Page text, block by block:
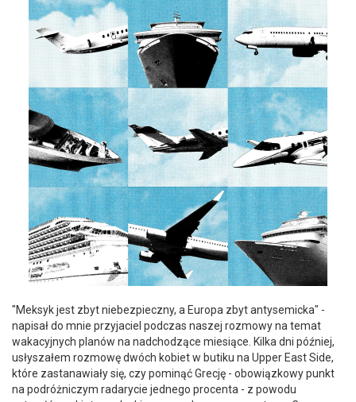
"Meksyk jest zbyt niebezpieczny, a Europa zbyt antysemicka" - napisał do mnie przyjaciel podczas naszej rozmowy na temat wakacyjnych planów na nadchodzące miesiące. Kilka dni później, usłyszałem rozmowę dwóch kobiet w butiku na Upper East Side, które zastanawiały się, czy pominąć Grecję - obowiązkowy punkt na podróżniczym radarycie jednego procenta - z powodu ostrzałów rakietowych skierowanych w marcu w stronę Cypru (Mykonos znajduje się około 480 mil od stołecznego Nikozji). Od wojny z Iranem (która obecnie trwa w kruchym zawieszeniu broni) po niepewne okoliczności w Cieśninie Ormuz (przez którą przebiega 20% światowego handlu ropy i gazem skroplonym), co skutkuje ograniczeniem tras lotniczych przez europejskie linie lotnicze, nie dziwi fakt, że obecna sytuacja geopolityczna wywołuje głębokie poczucie niepokoju. To, czego ludzie spoza najbogatszych kręgów nie zdają sobie sprawy, to że ci, którzy najczęściej podróżują po świecie z relatywną łatwością, przetwarzają tę obawę w bardzo specyficzny sposób: martwiąc się, jak spędzą swoje dni w trakcie zbliżającego się szczytu letniego sezonu podróży, gdy na wielu obszarach na świecie trwają nieustanne bombardowania i powszechna migracja. Niektórzy z tych samych osób utknęli w regionie Zatoki Perskiej po zamknięciu przestrzeni powietrznej na początku wojny. Inni nie mogli opuścić Karaibów w styczniu, tuż po amerykańskiej interwencji w Wenezueli. Miesiące później, niewiadome są bardziej nieznane niż kiedykolwiek wcześniej - i ten fakt, oraz strach przed pozostaniem odciętym, zmienia mapę miejsc, do których bogaci są skłonni się udać. Według Exclusive Resorts, platformy rezerwacyjnej dla osób o bardzo wysokich wartościach netto (zazwyczaj definiowanych jako posiadających co najmniej 30 milionów dolarów aktywów inwestycyjnych), pięć najczęściej rezerwowanych miejsc na tę wakację znajduje się w kraju; Jako przykład podano rok 2025, gdy dwie z najbardziej popularnych lokalizacji były zagraniczne. Stuart McNeill, dyrektor generalny Knightsbridge Circle, globalnej służby zarządzania luksusowym stylem życia, mówi, że nie widzi takiego paniki dotyczącej konkretnych miejsc, co raczej szersze poczucie niepewności. Jak tłumaczy McNeill, to nie tyle że jego członkowie - około 100 z nich, wielu z nich z trzecimi i czwartymi domami - mówią, że czują się "niepewni" w Europie lub na Bliskim Wschodzie, ale raczej brak zaufania do systemów dotyczących podróży, linii lotniczych, infrastruktury i płynności ich podróży. Klient Knightsbridge'a rezygnuje z pożądanych biletów na Wimbledon, ponieważ ta osoba czuje się niepewnie z powodu doświadczenia w lotnisku i TSA. Jeśli nie możesz być panem własnego podróżnego wszechświata, po co się z tym męczyć? Z drugiej strony: Kto chciałby przegapić rok w Il San Pietro, pyta dr Melissa Doft, chirurg plastyczny z Park Avenue. Zachowuje swoją zwykłą rezerwację na lipiec w legendarnym hotelu na skarpie nad morzem. Niemniej jednak, ogólnie rzecz biorąc, mówi, że "szuka miejsc, które uważamy za bezpieczne od ataków terrorystycznych i przyjaznych dla Ameryki". Jej obecny letni plan podróży obejmuje Australię, która zdaniem niej może być nieco mniej bezpieczna, Nową Zelandię i Bali. "Planujemy zatrzymać się w bardziej zacisznych miejscach z dala od zatłoczonych miast". Jeśli istnieje jedno zjednoczone spojrzenie wśród jednego procenta, to chęć kontroli za wszelką cenę. W normalnych czasach pieniądze faktycznie mogą stanowić pewną ochronę przed kaprysami świata. Nie jest to jednak takie proste w erze zaznaczonej przez trwające wojny. Jednak istnieje sposób na ominiecie tych trudności dla tych, którzy są skłonni płacić premium za pewne trasy. Podczas wiosennych wakacji w marcu, dr Doft, jej mąż i dwoje dzieci pojechali do Tajlandii. Celowo wybrali azjatyckiego przewoźnika lotniczego, aby uniknąć przesiadek na Bliskim Wschodzie - co zamierzają również zrobić tego lata w trakcie podróży do regionu Azji i Pacyfiku. Podobnie, Tianyue Jiang, kolekcjoner sztuki z Upper East Side i była specjalistka Christie's, mówi, że biorąc pod uwagę możliwość racjonowania paliwa lotniczego, uproszcza swoją letnią podróż do Włoch, Francji i Grecji, unikając lotów z przesiadką, korzystając z większych, międzynarodowych linii lotniczych, aby uniknąć odwołań, korzystając z pociągów lub łodzi do przemieszczeń międzymiastowych i między wyspami. Nawet to będzie droższe ze względu na dopłaty za paliwo, twierdzi David Zipkin, współzałożyciel Tradewind Aviation, który obsługuje zarówno prywatne, jak i regularne trasy. "W naszym przypadku to tylko około 8% podwyżki cen. Myślę, że to nie zniechęci planów letnich, ale jeśli wyższe ceny się utrzymają jesienią, zobaczymy spadki popytu" - mówi.W zeszłe lato było inaczej, bardziej w stylu "zarezerwuj i pomyśl o tym później", jak mówi Matt Butler, doradca podróży w firmie Fora, który często planuje wakacje w wartości sześciu cyfr. "Tego lata ludzie robią rachunki - sprawdzają temperaturę. Między drogimi lotami, nocami minimum w hotelach za 2000 dolarów i 100-stopniowym upałem na Morzu Śródziemnym, moi klienci kwestionują całą propozycję. Dodajmy jeszcze niepokój związany z globalną polityką, a Nantucket, Jackson Hole i Hawaje zaczynają wyglądać jak bardzo przekonywujące alternatywy" - mówi. Według McNeilla, inny klient Knightsbridge wybrał spędzić cztery miesiące w Sag Harbor zamiast jechać do Włoch. Ale ta opcja nie będzie dostępna dla każdego chcącego wielkiej marki: Jak napisano niedawno w The Real Deal, "Tytuł „Tight Inventory Is Rankling the Hamptons’ Resi Market”. Zamiast sierpnia we włoskim Neapolu, podróżnicy mogą się zwrócić ku Neapolowi na Florydzie. Nowo odnowiony Naples Beach Club, hotel Four Seasons, notuje stabilne rezerwacje na letnie miesiące, które zwykle uważane są za tutejszą najniższą porę roku. Pendry w Park City, Utah, bardziej znane z tras narciarskich, zanotował wzrost o 15% zapotrzebowania na wakacje w porównaniu z zeszłym rokiem, mówi John Rolfs, dyrektor hotelu. Matt Deitch, główny partner w Southworth - firmie zajmującej się prywatnymi nieruchomościami z lokalizacjami na Bahamach, w Massachusetts i Kolorado, gdzie domy zaczynają się w milionach dolarów - zauważył, że członkowie podróżują mniej międzynarodowo, a stawki zajętości w czasie wakacji szkolnych są rekordowo wysokie w tym roku. Przewiduje, że trend ten będzie trwał do lipca i sierpnia. Wzorce podróżowania ewoluują na podstawie korzystnej geografii. Butler mówi, że wysyła więcej klientów na Polinezję Francuską, ponieważ "jest całkowicie odizolowana od nuklearnych zagrożeń i tańsza od Malediwów, oferując taki sam wrażenia z willi nad wodą". Ale nawet zamożni - ci, którzy lecą w przedniej części samolotu, ale nie własnym samolotem - są torturowani przez poważne pytanie: "Czy bezpieczne jest podróżowanie międzynarodowe?" Odpowiedź może zależeć od postrzegania. Jack Ezon, który prowadzi luksusową agencję podróży Embark Beyond z Nowego Jorku, mówi, że 95% podróży jego firmy do Egiptu, 43% do Turcji i 20% do Maroka zostało anulowanych w czasie, gdy ostrzeżenie podróżnicze Departamentu Stanu dla tych terytoriów było na poziomie drugim - zalecające podróżnikom "zwiększenie ostrożności". To samo określenie obecnie dotyczy Włoch, Francji, Hiszpanii, Bahamów i Turks i Caicos. Tymczasem niektóre obszary w Turcji, takie jak południe i granica z Syrią i Irakiem, oraz Środkowy i Północny Synaj w Egipcie, wszystkie są na poziomie czwartym: nie wyjeżdżaj. A co właściwie oznacza "bezpieczeństwo"? Przynajmniej dla ultra-zamożnych, to słowo mniej dotyczy materialnego dobrostanu, a bardziej eufemizmu o możliwości robienia dokładnie tego, co chcą, kiedy chcą. Kostaryka, Monako, Szwecja i większość Turcji są na poziomie drugim, uznane za równie "bezpieczne" przez Departament Stanu USA. Ale zaniepokojeni bogaci nie martwią się podróżami na Turks i Caicos ani do Szwecji. (Tak naprawdę, Turks i Caicos obecnie notują rekordową liczbę turystów, według władz turystyki na wyspie. A VistaJet, firma lotnicza prywatna, informuje, że zainteresowanie prywatnymi czarterami do Szwecji wzrosło o 8% w tym roku.) Zgodą wielu najlepszych doradców podróży jest kontynuowanie swoich planów, po prostu wybierając złoty pakiet ubezpieczenia podróżnego. Według nich, skomplikowane i drogie plany ewakuacji prawdopodobnie są przesadzone - chyba że planujesz podróż do klasycznych letnich destynacji, jak Syria, Korea Północna czy Jemen. Nawet ze skierowaniem się ku krajowym destynacjom, Ibiza, Capri, Santorini, Positano, Saint Tropez i Mallorca nadal będą prawdopodobnie pełne Amerykanów w lipcu. Zapotrzebowanie na Wybrzeżu Amalfi jest teraz tak duże, że niektóre pokoje kosztują 6000 dolarów za noc. W zeszłym lato June Haynes, była dyrektor Valentino, podróżowała z partnerem do Maroka, Arabii Saudyjskiej i Egiptu w celu pozyskania materiałów do swojej zbliżającej się kolekcji designu i mody. W tym roku mówi, że udają się do Hiszpanii "głównie z powodu powszechnych ostrzeżeń podróżniczych". Ich marka, JJUIN, otwiera pierwszy sklep w East Hampton w tym lato. Barbara Muckermann, dyrektor generalny Kempinski Hotels, informuje, że luksusowa marka hotelarska zauważa więcej rezerwacji od Amerykanów, szczególnie do chłodniejszych miejsc, takich jak Saint Moritz, Praga, Monachium i Berlin. VistaJet informuje, że zainteresowanie prywatnymi czarterami do Albanii - ulubionego miejsca byłego burmistrza Nowego Jorku Erica Adamsa i przyszłego miejsca pięciogwiazdkowego kurortu popartego firmą prywatnego funduszu Jareda Kushnera - wzrosło o 211% w tym roku.Ale Anant Sharma, wykładowca gościnny w szkole hotelarskiej EHL w Lozannie, w Szwajcarii, jest optymistyczny co do tego, że zamożna klientela będzie kontynuować podróże w tym lato, pomimo wszystkich odstraszaczy. "Bogaci nie będą przejmować się dodatkową opłatą za bilet klasy biznesowej," powiedział Sharma publiczności na konferencji turystycznej Embark Immersion w kwietniu. Bardziej niż cokolwiek innego, powiedział, "Ludzie chcą uci